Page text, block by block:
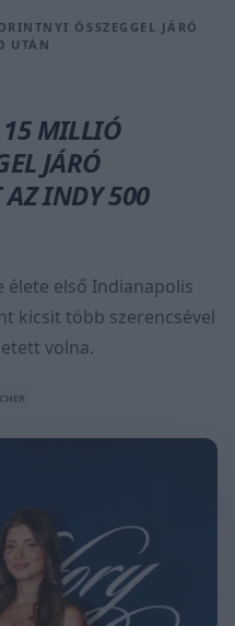
ÖSSZEGGEL JÁRÓ
UTÁN
15 MILLIÓ
JÁRÓ
AZ INDY 500
élete első Indianapolis
kicsit több szerencsével
volna.